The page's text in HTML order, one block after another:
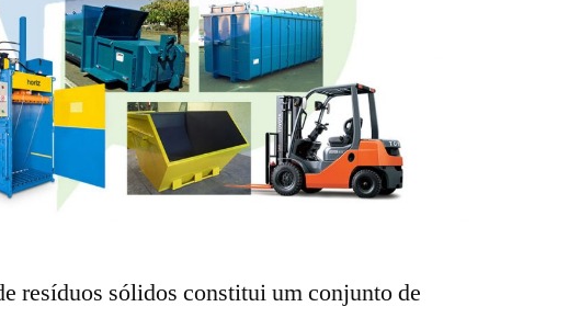
resíduos sólidos constitui um conjunto de